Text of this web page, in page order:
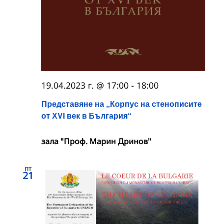
Представяне на „Корпус на стенописите
от ХVІ век в България“
19.04.2023 г. @ 17:00 - 18:00
зала "Проф. Марин Дринов"
пт
21